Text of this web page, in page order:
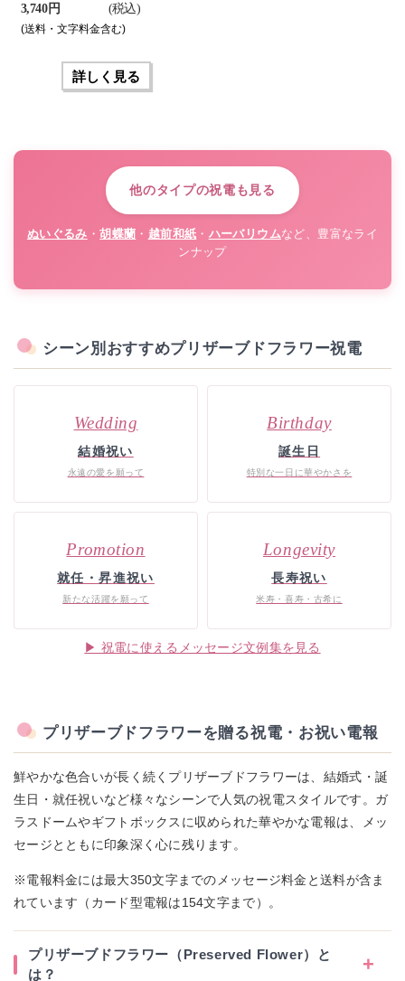
3,740 円 (税込)
(送料・文字料金含む)
詳しく見る
他のタイプの祝電も見る
ぬいぐるみ ・胡蝶蘭 ・ 越前和紙 ・ ハーバリウムなど、豊富なライ
ンナップ
シーン別おすすめプリザーブドフラワー祝電
Wedding
結婚祝い
永遠の愛を願って
Birthday
誕生日
特別な一日に華やかさを
Promotion
就任・昇進祝い
新たな活躍を願って
Longevity
長寿祝い
米寿・喜寿・古希に
▶ 祝電に使えるメッセージ文例集を見る
プリザーブドフラワーを贈る祝電・お祝い電報
鮮やかな色合いが長く続くプリザーブドフラワーは、結婚式・誕
生日・就任祝いなど様々なシーンで人気の祝電スタイルです。ガ
ラスドームやギフトボックスに収められた華やかな電報は、メッ
セージとともに印象深く心に残ります。
※電報料金には最大350文字までのメッセージ料金と送料が含ま
れています（カード型電報は154文字まで）。
プリザーブドフラワー（Preserved Flower）と
は？